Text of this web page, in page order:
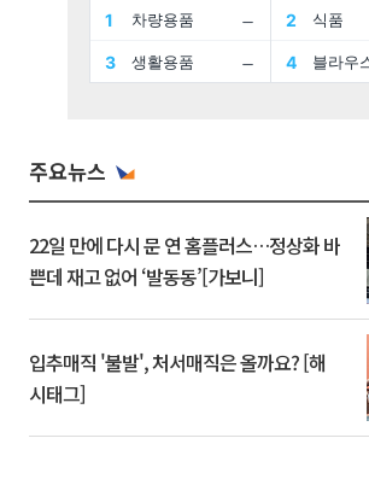
주요뉴스
22일 만에 다시 문 연 홈플러스…정상화 바
쁜데 재고 없어 ‘발동동’[가보니]
입추매직 '불발', 처서매직은 올까요? [해
시태그]